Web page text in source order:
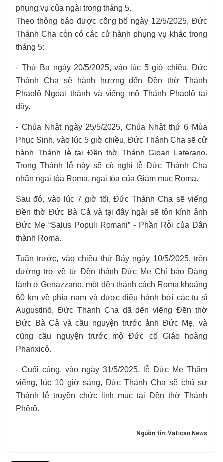
phụng vụ của ngài trong tháng 5.
Theo thông báo được công bố ngày 12/5/2025, Đức
Thánh Cha còn có các cử hành phụng vụ khác trong
tháng 5:
- Thứ Ba ngày 20/5/2025, vào lúc 5 giờ chiều, Đức
Thánh Cha sẽ hành hương đến Đền thờ Thánh
Phaolô Ngoại thành và viếng mộ Thánh Phaolô tại
đây.
- Chúa Nhật ngày 25/5/2025, Chúa Nhật thứ 6 Mùa
Phục Sinh, vào lúc 5 giờ chiều, Đức Thánh Cha sẽ cử
hành Thánh lễ tại Đền thờ Thánh Gioan Laterano.
Trong Thánh lễ này sẽ có nghi lễ Đức Thánh Cha
nhận ngai tòa Roma, ngai tòa của Giám mục Roma.
Sau đó, vào lúc 7 giờ tối, Đức Thánh Cha sẽ viếng
Đền thờ Đức Bà Cả và tại đây ngài sẽ tôn kính ảnh
Đức Mẹ “Salus Populi Romani” - Phần Rỗi của Dân
thành Roma.
Tuần trước, vào chiều thứ Bảy ngày 10/5/2025, trên
đường trở về từ Đền thánh Đức Mẹ Chỉ bảo Đàng
lành ở Genazzano, một đền thánh cách Roma khoảng
60 km về phía nam và được điều hành bởi các tu sĩ
Augustinô, Đức Thánh Cha đã đến viếng Đền thờ
Đức Bà Cả và cầu nguyện trước ảnh Đức Mẹ, và
cũng cầu nguyện trước mộ Đức cố Giáo hoàng
Phanxicô.
- Cuối cùng, vào ngày 31/5/2025, lễ Đức Mẹ Thăm
viếng, lúc 10 giờ sáng, Đức Thánh Cha sẽ chủ sự
Thánh lễ truyền chức linh mục tại Đền thờ Thánh
Phêrô.
Nguồn tin: Vatican News